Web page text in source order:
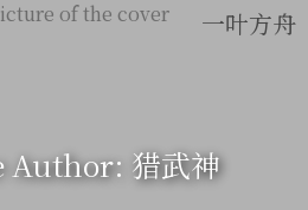
一叶方舟
Author: 猎武神